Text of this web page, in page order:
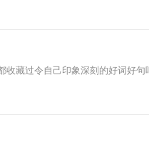
藏过令自己印象深刻的好词好句